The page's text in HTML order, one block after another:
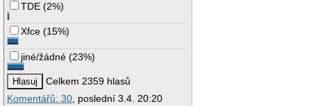
TDE (2%)
Xfce (15%)
jiné/žádné (23%)
Celkem 2359 hlasů
Komentářů: 30, poslední 3.4. 20:20